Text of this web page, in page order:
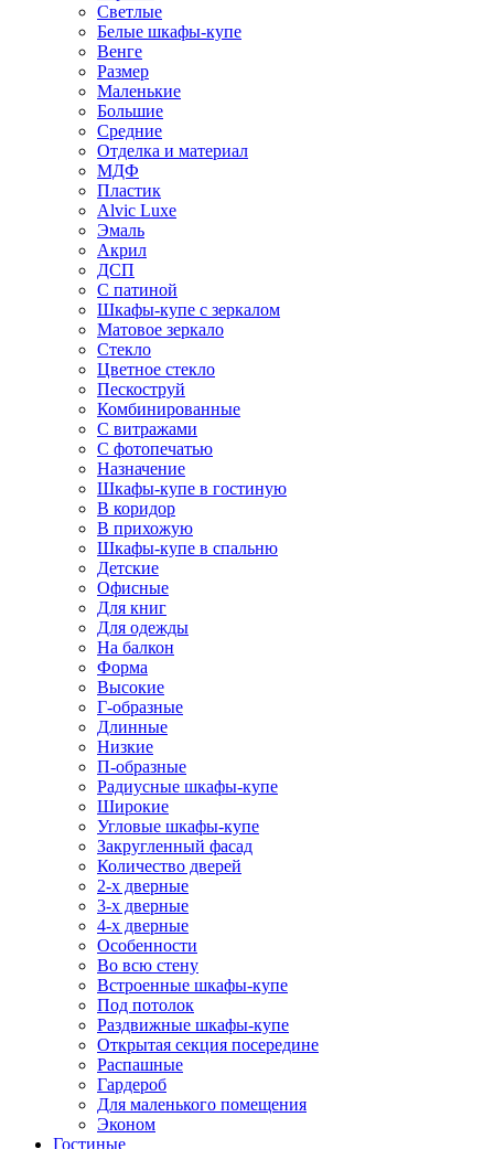
Светлые
Белые шкафы-купе
Венге
Размер
Маленькие
Большие
Средние
Отделка и материал
МДФ
Пластик
Alvic Luxe
Эмаль
Акрил
ДСП
С патиной
Шкафы-купе с зеркалом
Матовое зеркало
Стекло
Цветное стекло
Пескоструй
Комбинированные
С витражами
С фотопечатью
Назначение
Шкафы-купе в гостиную
В коридор
В прихожую
Шкафы-купе в спальню
Детские
Офисные
Для книг
Для одежды
На балкон
Форма
Высокие
Г-образные
Длинные
Низкие
П-образные
Радиусные шкафы-купе
Широкие
Угловые шкафы-купе
Закругленный фасад
Количество дверей
2-х дверные
3-х дверные
4-х дверные
Особенности
Во всю стену
Встроенные шкафы-купе
Под потолок
Раздвижные шкафы-купе
Открытая секция посередине
Распашные
Гардероб
Для маленького помещения
Эконом
Гостиные